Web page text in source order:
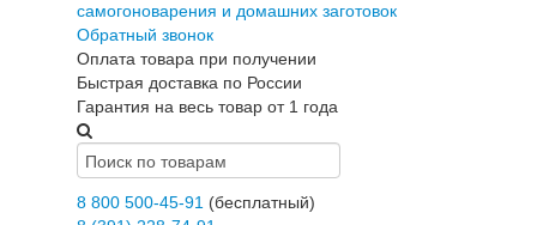
самогоноварения и домашних заготовок
Обратный звонок
Оплата товара при получении
Быстрая доставка по России
Гарантия на весь товар от 1 года
8 800 500-45-91 (бесплатный)